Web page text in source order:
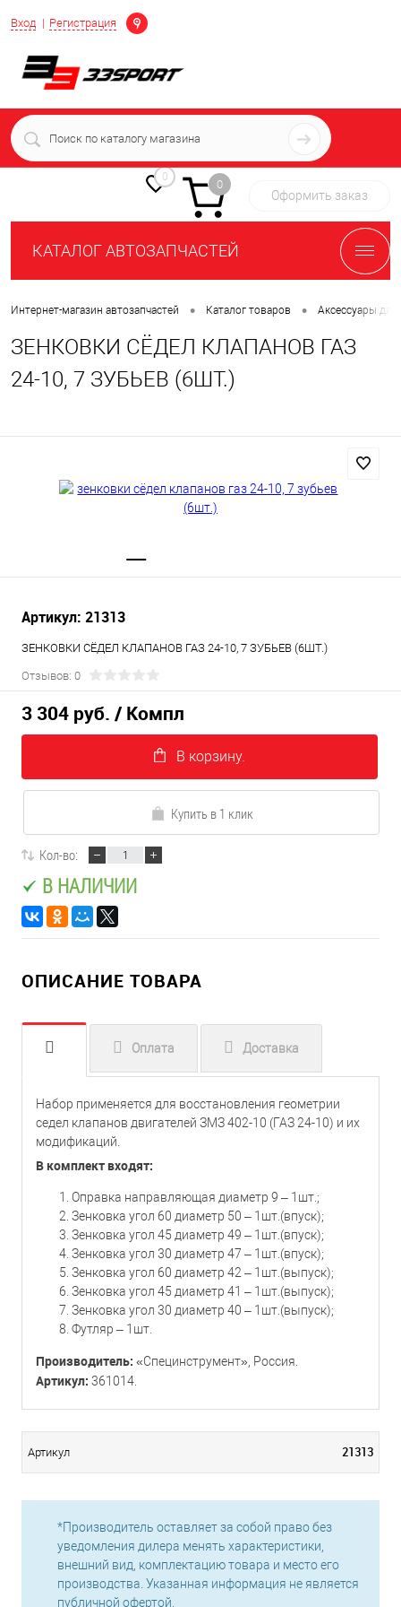
Вход Регистрация
Определение
+7 (939) 716-10-06
пн-пт 7:00-16:00 МСК
0
0
Оформить заказ
КАТАЛОГ АВТОЗАПЧАСТЕЙ
Интернет-магазин автозапчастей • Каталог товаров • Аксессуары
ЗЕНКОВКИ СЁДЕЛ КЛАПАНОВ ГАЗ
24-10, 7 ЗУБЬЕВ (6ШТ.)
Артикул: 21313
ЗЕНКОВКИ СЁДЕЛ КЛАПАНОВ ГАЗ 24-10, 7 ЗУБЬЕВ (6ШТ.)
Отзывов: 0
3 304 руб. / Компл
В корзину.
Купить в 1 клик
Кол-во:
В НАЛИЧИИ
ОПИСАНИЕ ТОВАРА
Оплата Доставка
Набор применяется для восстановления геометрии
седел клапанов двигателей ЗМЗ 402-10 (ГАЗ 24-10) и их
модификаций.
В комплект входят:
Оправка направляющая диаметр 9 – 1шт.;
Зенковка угол 60 диаметр 50 – 1шт.(впуск);
Зенковка угол 45 диаметр 49 – 1шт.(впуск);
Зенковка угол 30 диаметр 47 – 1шт.(впуск);
Зенковка угол 60 диаметр 42 – 1шт.(выпуск);
Зенковка угол 45 диаметр 41 – 1шт.(выпуск);
Зенковка угол 30 диаметр 40 – 1шт.(выпуск);
Футляр – 1шт.
Производитель: «Специнструмент», Россия.
Артикул: 361014.
Артикул 21313
*Производитель оставляет за собой право без
уведомления дилера менять характеристики,
внешний вид, комплектацию товара и место его
производства. Указанная информация не является
публичной офертой.